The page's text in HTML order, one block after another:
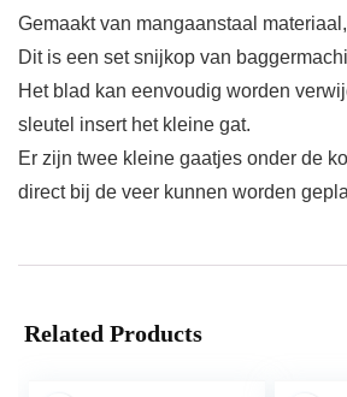
Gemaakt van mangaanstaal
Dit is een set snijkop van
Het blad kan eenvoudig worden
sleutel insert het kleine gat.
Er zijn twee kleine gaatjes onder de
direct bij de veer kunnen worden
Related Products